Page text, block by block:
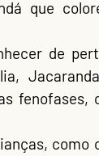
que
,
fenofases,
, como